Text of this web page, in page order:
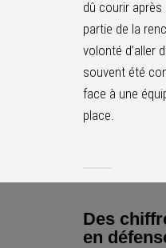
dû courir après
partie de la
volonté d’aller
souvent été
face à une
place.
Des
en